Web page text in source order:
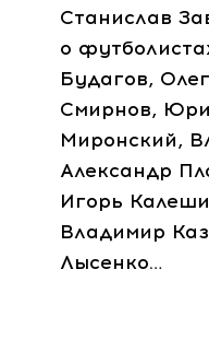
Станислав
о
Будагов,
Смирнов,
Миронский,
Александр
Игорь
Владимир
Лысенко…